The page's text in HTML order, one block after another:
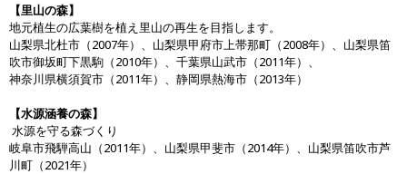
【里山の森】
地元植生の広葉樹を植え里山の再生を目指します。
山梨県北杜市（2007年）、山梨県甲府市上帯那町（2008年）、山梨県笛
吹市御坂町下黒駒（2010年）、千葉県山武市（2011年）、
神奈川県横須賀市（2011年）、静岡県熱海市（2013年）
【水源涵養の森】
水源を守る森づくり
岐阜市飛騨高山（2011年）、山梨県甲斐市（2014年）、山梨県笛吹市芦
川町（2021年）